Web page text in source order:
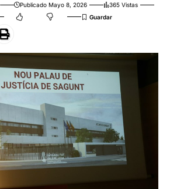
Publicado Mayo 8, 2026
365 Vistas